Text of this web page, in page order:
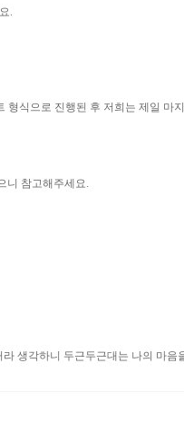
.
식으로 진행된 후 저희는 제일 마
니 참고해주세요.
생각하니 두근두근대는 나의 마음